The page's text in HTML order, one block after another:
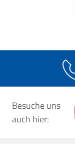
Besuche uns
auch hier: